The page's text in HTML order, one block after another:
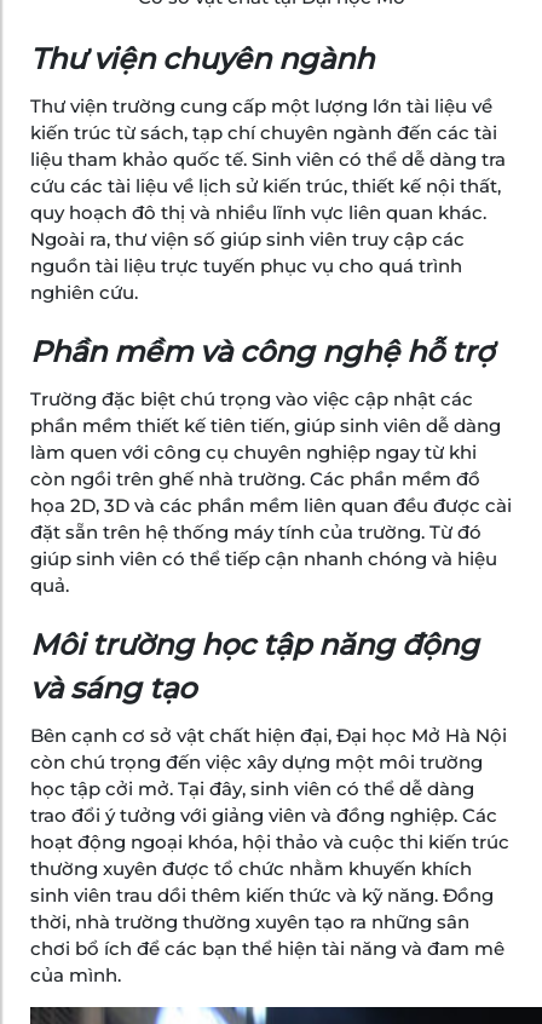
Thư viện chuyên ngành
Thư viện trường cung cấp một lượng lớn tài liệu về
kiến trúc từ sách, tạp chí chuyên ngành đến các tài
liệu tham khảo quốc tế. Sinh viên có thể dễ dàng tra
cứu các tài liệu về lịch sử kiến trúc, thiết kế nội thất,
quy hoạch đô thị và nhiều lĩnh vực liên quan khác.
Ngoài ra, thư viện số giúp sinh viên truy cập các
nguồn tài liệu trực tuyến phục vụ cho quá trình
nghiên cứu.
Phần mềm và công nghệ hỗ trợ
Trường đặc biệt chú trọng vào việc cập nhật các
phần mềm thiết kế tiên tiến, giúp sinh viên dễ dàng
làm quen với công cụ chuyên nghiệp ngay từ khi
còn ngồi trên ghế nhà trường. Các phần mềm đồ
họa 2D, 3D và các phần mềm liên quan đều được cài
đặt sẵn trên hệ thống máy tính của trường. Từ đó
giúp sinh viên có thể tiếp cận nhanh chóng và hiệu
quả.
Môi trường học tập năng động
và sáng tạo
Bên cạnh cơ sở vật chất hiện đại, Đại học Mở Hà Nội
còn chú trọng đến việc xây dựng một môi trường
học tập cởi mở. Tại đây, sinh viên có thể dễ dàng
trao đổi ý tưởng với giảng viên và đồng nghiệp. Các
hoạt động ngoại khóa, hội thảo và cuộc thi kiến trúc
thường xuyên được tổ chức nhằm khuyến khích
sinh viên trau dồi thêm kiến thức và kỹ năng. Đồng
thời, nhà trường thường xuyên tạo ra những sân
chơi bổ ích để các bạn thể hiện tài năng và đam mê
của mình.